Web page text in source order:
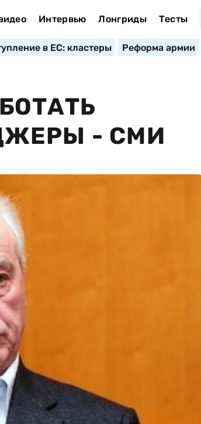
Интервью Лонгриды Тесты
в ЕС: кластеры Реформа армии
- СМИ